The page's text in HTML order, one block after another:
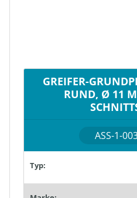
GREIFER-
RUND, Ø 11
ASS-1-
Typ: